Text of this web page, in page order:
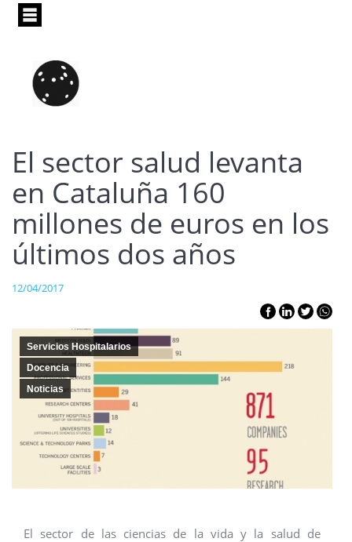
Pasar
principal
El sector salud levanta
en Cataluña 160
millones de euros en los
últimos dos años
12/04/2017
Servicios Hospitalarios
Docencia
Noticias
El sector de las ciencias de la vida y la salud de